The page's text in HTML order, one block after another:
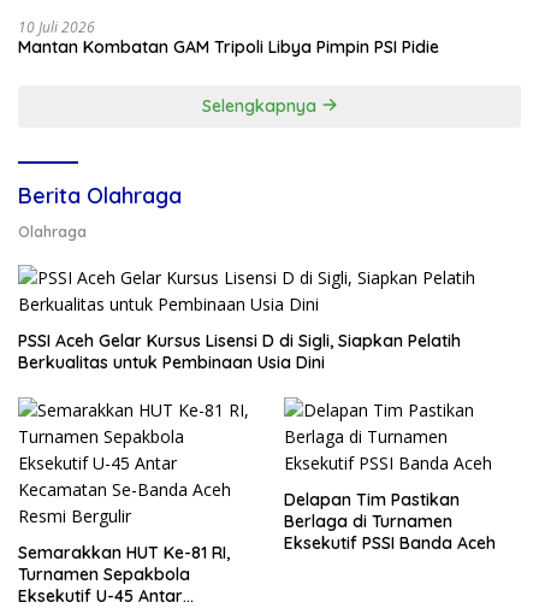
10 Juli 2026
Mantan Kombatan GAM Tripoli Libya Pimpin PSI Pidie
Selengkapnya
Berita Olahraga
Olahraga
PSSI Aceh Gelar Kursus Lisensi D di Sigli, Siapkan Pelatih
Berkualitas untuk Pembinaan Usia Dini
Semarakkan HUT Ke-81 RI,
Turnamen Sepakbola
Eksekutif U-45 Antar
Delapan Tim Pastikan
Berlaga di Turnamen
Eksekutif PSSI Banda Aceh